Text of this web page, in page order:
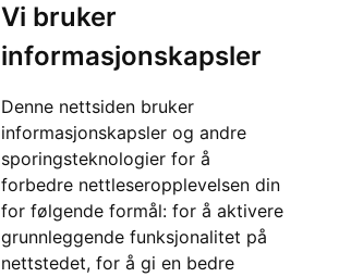
Vi bruker
informasjonskapsler
Denne nettsiden bruker
informasjonskapsler og andre
sporingsteknologier for å
forbedre nettleseropplevelsen din
for følgende formål: for å aktivere
grunnleggende funksjonalitet på
nettstedet, for å gi en bedre